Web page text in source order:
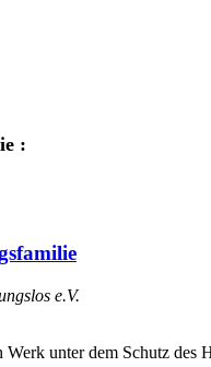
:
e.V.
unter dem Schutz des